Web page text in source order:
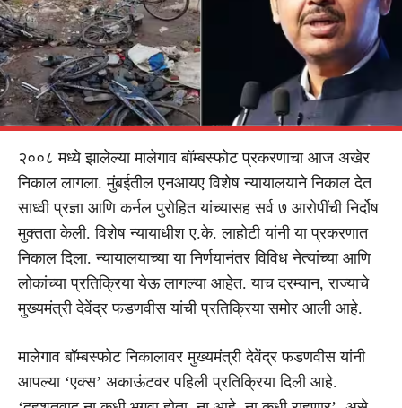
२००८ मध्ये झालेल्या मालेगाव बॉम्बस्फोट प्रकरणाचा आज अखेर
निकाल लागला. मुंबईतील एनआयए विशेष न्यायालयाने निकाल देत
साध्वी प्रज्ञा आणि कर्नल पुरोहित यांच्यासह सर्व ७ आरोपींची निर्दोष
मुक्तता केली. विशेष न्यायाधीश ए.के. लाहोटी यांनी या प्रकरणात
निकाल दिला. न्यायालयाच्या या निर्णयानंतर विविध नेत्यांच्या आणि
लोकांच्या प्रतिक्रिया येऊ लागल्या आहेत. याच दरम्यान, राज्याचे
मुख्यमंत्री देवेंद्र फडणवीस यांची प्रतिक्रिया समोर आली आहे.
मालेगाव बॉम्बस्फोट निकालावर मुख्यमंत्री देवेंद्र फडणवीस यांनी
आपल्या ‘एक्स’ अकाऊंटवर पहिली प्रतिक्रिया दिली आहे.